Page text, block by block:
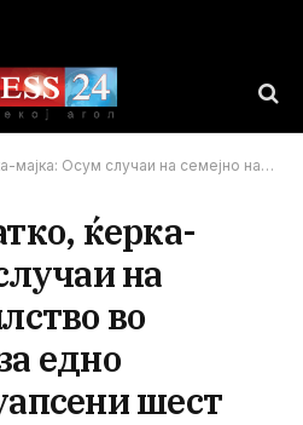
семејно насилство во Македонија за едно деноноќие, уапсени шест лица
ќерка-
на
во
едно
шест